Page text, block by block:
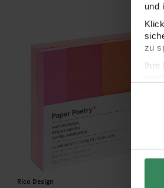
und
zu
Ihre
Paper Poetry Haftnotizen Neon
Hersteller:
Rico Design